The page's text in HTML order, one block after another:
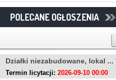
POLECANE OGŁOSZENIA
Działki niezabudowane, lokal ...
Termin licytacji: 2026-09-10 00:00